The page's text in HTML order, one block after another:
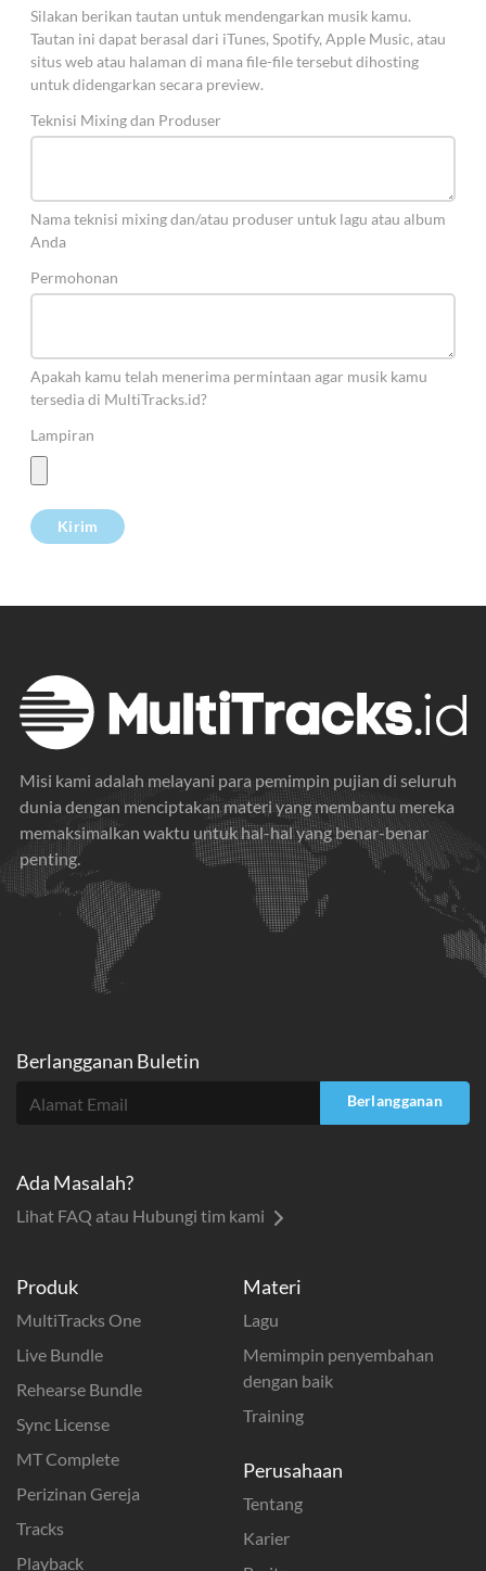
Silakan berikan tautan untuk mendengarkan musik kamu.
Tautan ini dapat berasal dari iTunes, Spotify, Apple Music, atau
situs web atau halaman di mana file-file tersebut dihosting
untuk didengarkan secara preview.
Teknisi Mixing dan Produser
Nama teknisi mixing dan/atau produser untuk lagu atau album
Anda
Permohonan
Apakah kamu telah menerima permintaan agar musik kamu
tersedia di MultiTracks.id?
Lampiran
Misi kami adalah melayani para pemimpin pujian di seluruh
dunia dengan menciptakan materi yang membantu mereka
memaksimalkan waktu untuk hal-hal yang benar-benar
penting.
Produk
MultiTracks One
Live Bundle
Rehearse Bundle
Sync License
MT Complete
Perizinan Gereja
Tracks
Playback
Materi
Lagu
Memimpin penyembahan
dengan baik
Training
Perusahaan
Tentang
Karier
Berlangganan Buletin
Berlangganan
Ada Masalah?
Lihat FAQ atau Hubungi tim kami